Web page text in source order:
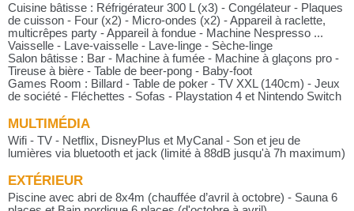
Cuisine bâtisse : Réfrigérateur 300 L (x3) - Congélateur - Plaques
de cuisson - Four (x2) - Micro-ondes (x2) - Appareil à raclette,
multicrêpes party - Appareil à fondue - Machine Nespresso ...
Vaisselle - Lave-vaisselle - Lave-linge - Sèche-linge
Salon bâtisse : Bar - Machine à fumée - Machine à glaçons pro -
Tireuse à bière - Table de beer-pong - Baby-foot
Games Room : Billard - Table de poker - TV XXL (140cm) - Jeux
de société - Fléchettes - Sofas - Playstation 4 et Nintendo Switch
MULTIMÉDIA
Wifi - TV - Netflix, DisneyPlus et MyCanal - Son et jeu de
lumières via bluetooth et jack (limité à 88dB jusqu'à 7h maximum)
EXTÉRIEUR
Piscine avec abri de 8x4m (chauffée d’avril à octobre) - Sauna 6